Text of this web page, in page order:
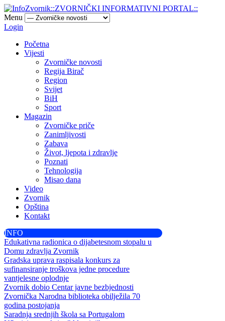
Menu
Login
Početna
Vijesti
Zvorničke novosti
Regija Birač
Region
Svijet
BiH
Sport
Magazin
Zvorničke priče
Zanimljivosti
Zabava
Život, ljepota i zdravlje
Poznati
Tehnologija
Misao dana
Video
Zvornik
Opština
Kontakt
INFO
Edukativna radionica o dijabetesnom stopalu u
Domu zdravlja Zvornik
Gradska uprava raspisala konkurs za
sufinansiranje troškova jedne procedure
vantjelesne oplodnje
Zvornik dobio Centar javne bezbjednosti
Zvornička Narodna biblioteka obilježila 70
godina postojanja
Saradnja srednjih škola sa Portugalom